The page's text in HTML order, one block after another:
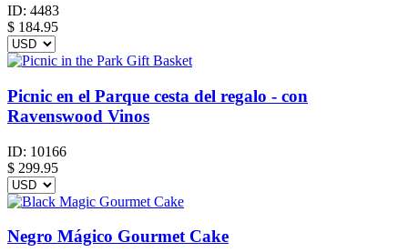
ID: 4483
$ 184.95
Picnic en el Parque cesta del regalo - con
Ravenswood Vinos
ID: 10166
$ 299.95
Negro Mágico Gourmet Cake